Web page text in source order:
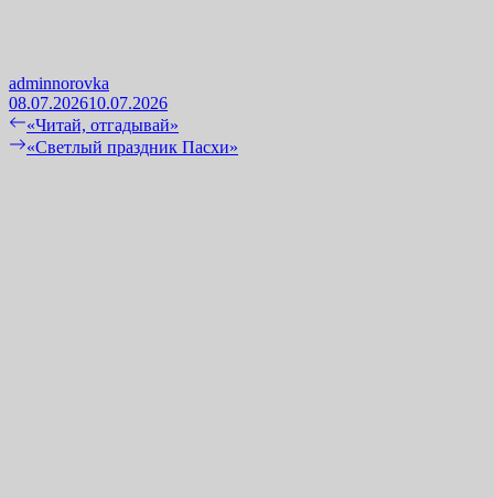
adminnorovka
08.07.202610.07.2026
Навигация
по
Previous
post:
«Читай, отгадывай»
Next
«Светлый праздник Пасхи»